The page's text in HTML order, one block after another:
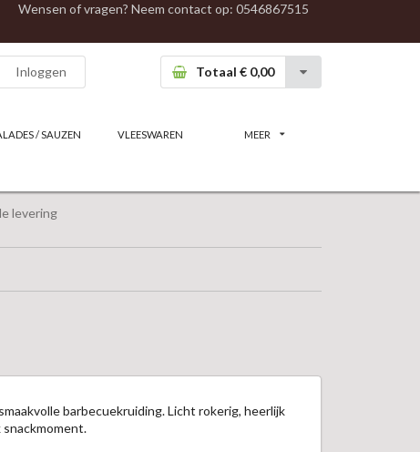
Wensen of vragen? Neem contact op: 0546867515
Inloggen Totaal € 0,00
/ SAUZEN VLEESWAREN MEER
levering
barbecuekruiding. Licht rokerig, heerlijk